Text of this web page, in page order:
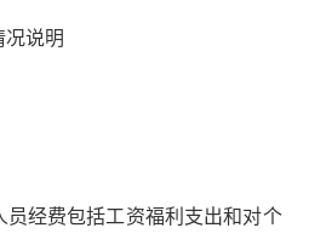
况说明
员经费包括工资福利支出和对个